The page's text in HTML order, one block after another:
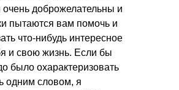
доброжелательны и
пытаются вам помочь и
что-нибудь интересное
и свою жизнь. Если бы
было охарактеризовать
одним словом, я